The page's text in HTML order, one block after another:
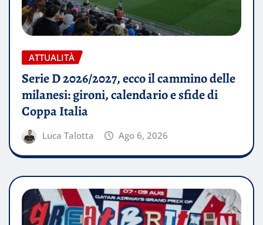
ATTUALITÀ
Serie D 2026/2027, ecco il cammino delle
milanesi: gironi, calendario e sfide di
Coppa Italia
Luca Talotta Ago 6, 2026